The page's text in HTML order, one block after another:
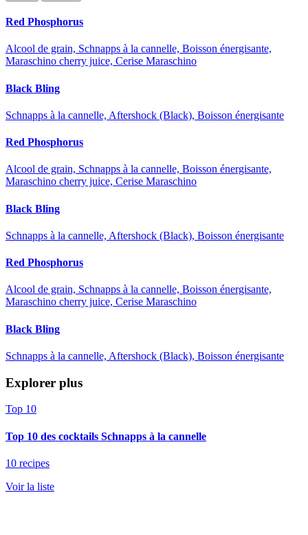
Red Phosphorus
Alcool de grain, Schnapps à la cannelle, Boisson énergisante,
Maraschino cherry juice, Cerise Maraschino
Black Bling
Schnapps à la cannelle, Aftershock (Black), Boisson énergisante
Red Phosphorus
Alcool de grain, Schnapps à la cannelle, Boisson énergisante,
Maraschino cherry juice, Cerise Maraschino
Black Bling
Schnapps à la cannelle, Aftershock (Black), Boisson énergisante
Red Phosphorus
Alcool de grain, Schnapps à la cannelle, Boisson énergisante,
Maraschino cherry juice, Cerise Maraschino
Black Bling
Schnapps à la cannelle, Aftershock (Black), Boisson énergisante
Explorer plus
Top 10
Top 10 des cocktails Schnapps à la cannelle
10 recipes
Voir la liste